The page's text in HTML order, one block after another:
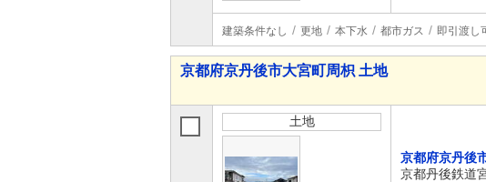
建築条件なし 更地 本下水 都市ガス 即引渡し
京都府京丹後市大宮町周枳 土地
土地
京都府京丹後
京都丹後鉄道